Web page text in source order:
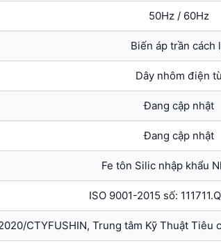
50Hz / 60Hz
Biến áp trần cách
Dây nhôm điện
Đang cập nhật
Đang cập nhật
Fe tôn Silic nhập khẩu
ISO 9001-2015 số:
CTYFUSHIN, Trung tâm Kỹ Thuật Tiêu